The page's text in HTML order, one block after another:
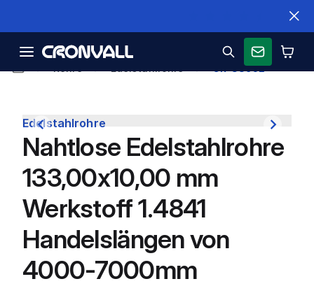
CR-38952
Edelstahlrohre
Nahtlose Edelstahlrohre
133,00x10,00 mm
Werkstoff 1.4841
Handelslängen von
4000-7000mm